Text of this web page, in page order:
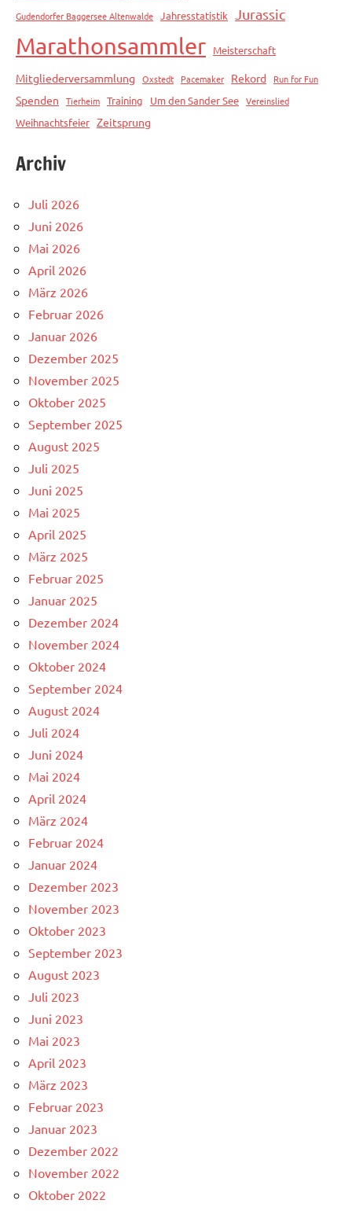
Gudendorfer Baggersee Altenwalde Jahresstatistik Jurassic
Marathonsammler Meisterschaft
Mitgliederversammlung Oxstedt Pacemaker Rekord Run for Fun
Spenden Tierheim Training Um den Sander See Vereinslied
Weihnachtsfeier Zeitsprung
Archiv
Juli 2026
Juni 2026
Mai 2026
April 2026
März 2026
Februar 2026
Januar 2026
Dezember 2025
November 2025
Oktober 2025
September 2025
August 2025
Juli 2025
Juni 2025
Mai 2025
April 2025
März 2025
Februar 2025
Januar 2025
Dezember 2024
November 2024
Oktober 2024
September 2024
August 2024
Juli 2024
Juni 2024
Mai 2024
April 2024
März 2024
Februar 2024
Januar 2024
Dezember 2023
November 2023
Oktober 2023
September 2023
August 2023
Juli 2023
Juni 2023
Mai 2023
April 2023
März 2023
Februar 2023
Januar 2023
Dezember 2022
November 2022
Oktober 2022